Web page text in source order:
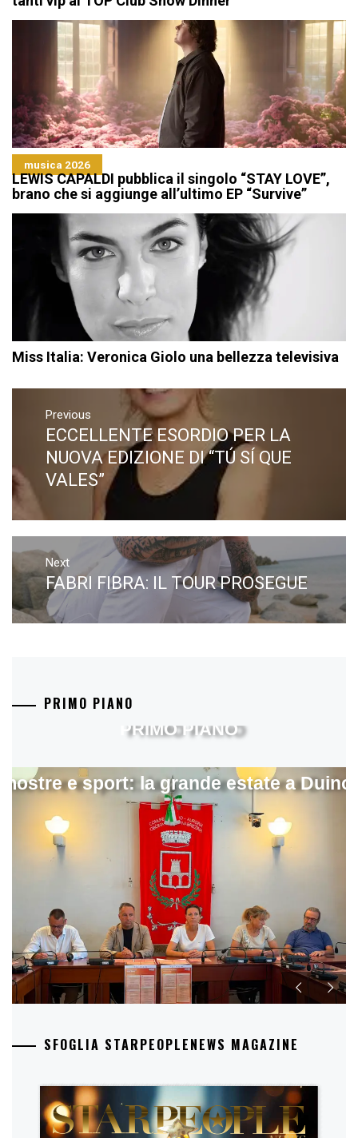
musica 2026
LEWIS CAPALDI pubblica il singolo “STAY LOVE”,
brano che si aggiunge all’ultimo EP “Survive”
Miss Italia: Veronica Giolo una bellezza televisiva
Navigazione
articoli
Previous
Previous
post:
ECCELLENTE ESORDIO PER LA
NUOVA EDIZIONE DI “TÚ SÍ QUE
VALES”
Next
Next
post:
FABRI FIBRA: IL TOUR PROSEGUE
PRIMO PIANO
e sport: la grande estate a
PRIMO PIANO
SFOGLIA STARPEOPLENEWS MAGAZINE